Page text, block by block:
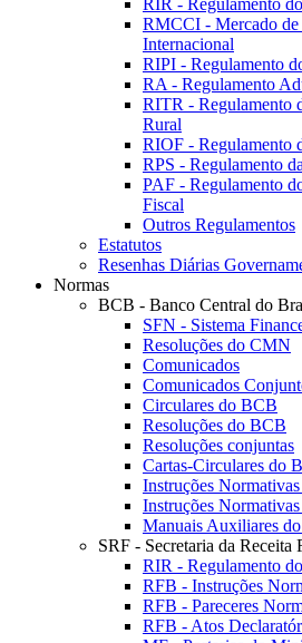
RIR - Regulamento
RMCCI - Mercado de
Internacional
RIPI - Regulamento
RA - Regulamento
RITR - Regulamento
Rural
RIOF - Regulamento
RPS - Regulamento
PAF - Regulamento
Fiscal
Outros Regulamentos
Estatutos
Resenhas Diárias
Normas
BCB - Banco Central do
SFN - Sistema
Resoluções do CMN
Comunicados
Comunicados
Circulares do BCB
Resoluções do BCB
Resoluções conjuntas
Cartas-Circulares do
Instruções
Instruções
Manuais Auxiliares
SRF - Secretaria da Receita
RIR - Regulamento
RFB - Instruções
RFB - Pareceres
RFB - Atos